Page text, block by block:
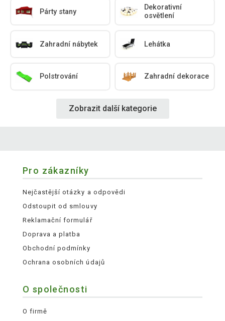
Párty stany
Dekorativní
osvětlení
Zahradní nábytek Lehátka
Polstrování Zahradní dekorace
Zobrazit další kategorie
Pro zákazníky
Nejčastější otázky a odpovědi
Odstoupit od smlouvy
Reklamační formulář
Doprava a platba
Obchodní podmínky
Ochrana osobních údajů
O společnosti
O firmě